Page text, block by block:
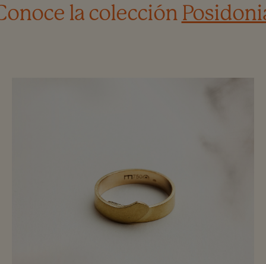
la colección